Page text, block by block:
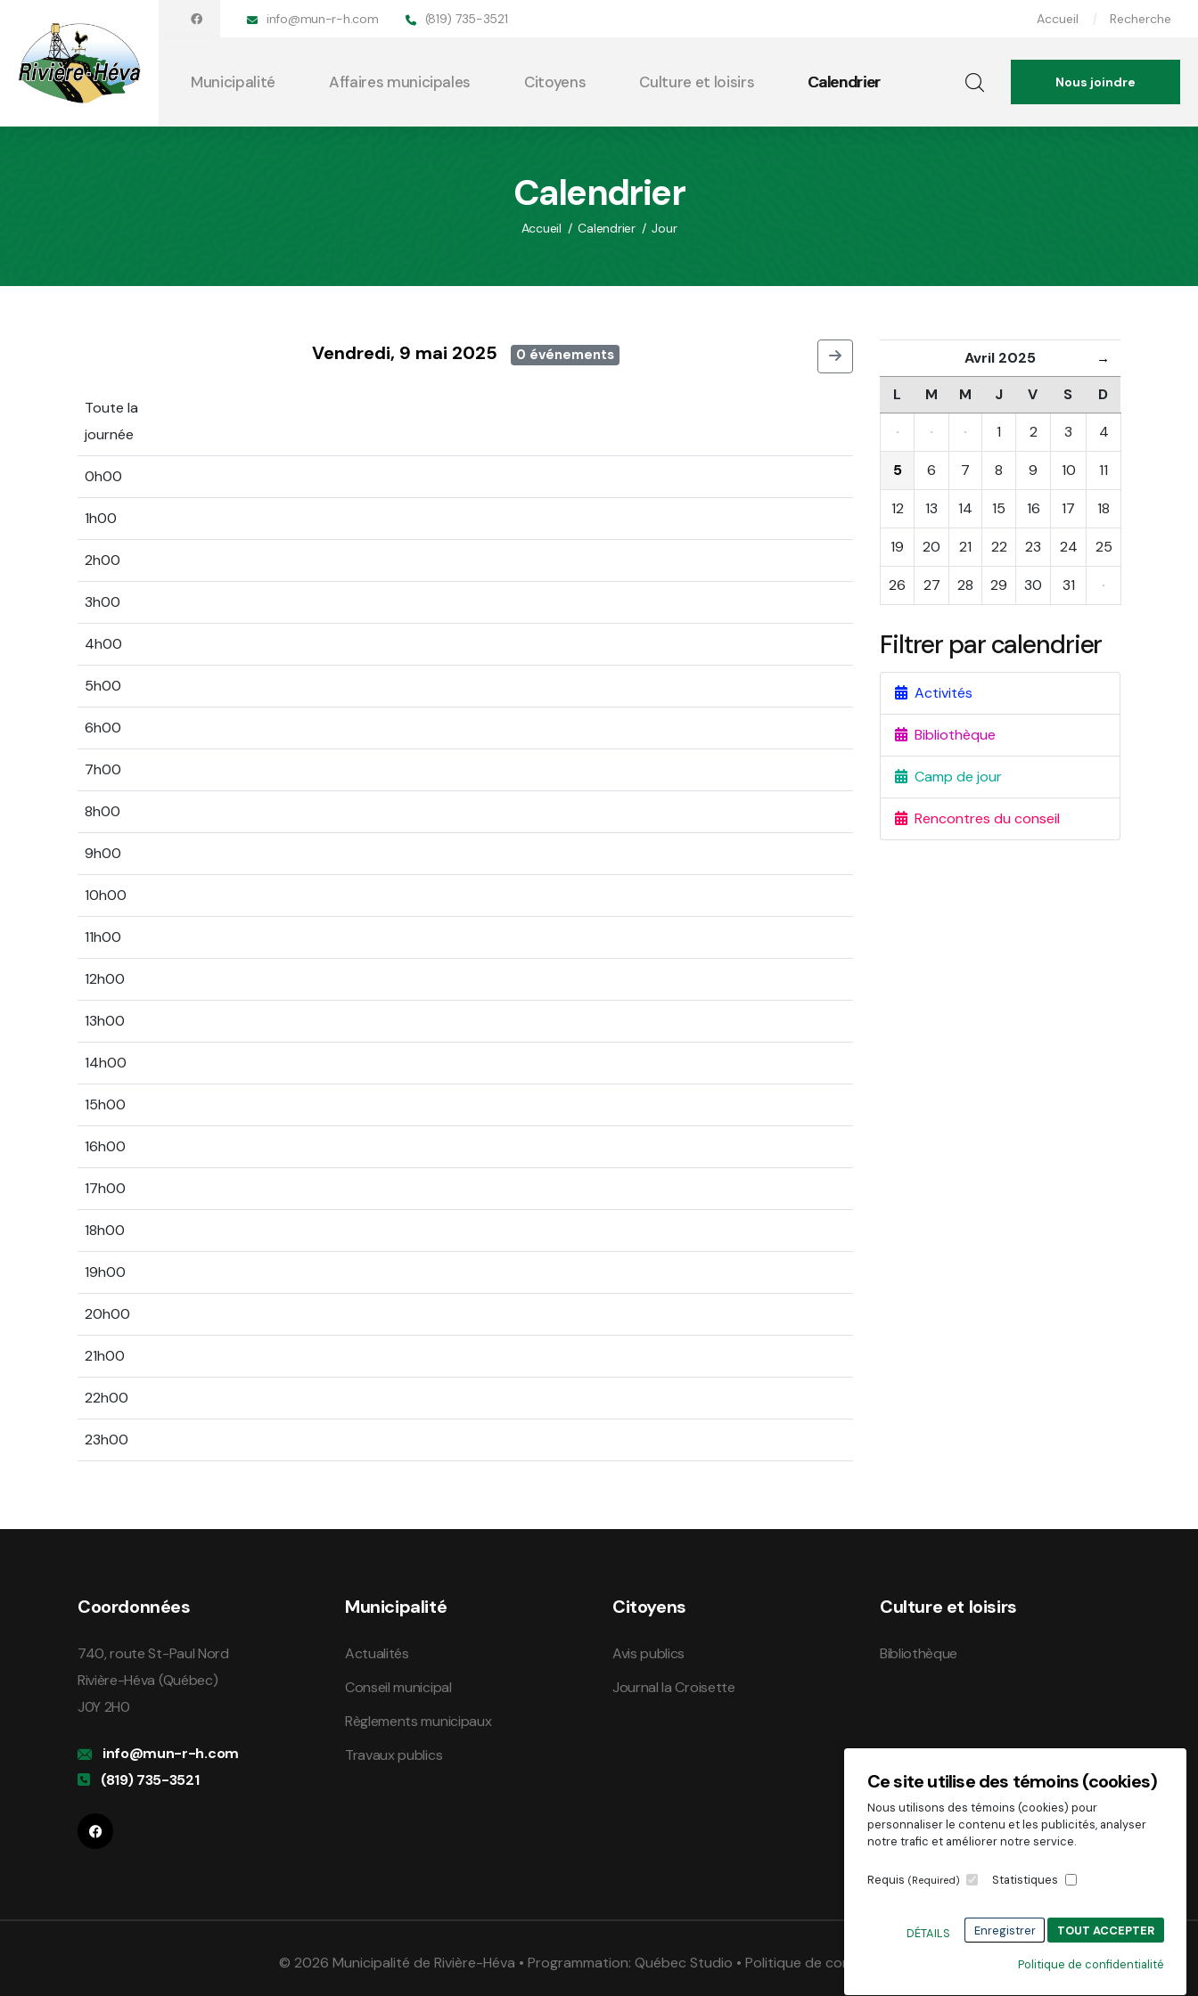
Ce site utilise des témoins (cookies)
Nous utilisons des témoins (cookies) pour
personnaliser le contenu et les publicités, analyser
notre trafic et améliorer notre service.
Requis (Required) Statistiques
DÉTAILS Enregistrer TOUT ACCEPTER
Politique de confidentialité
info@mun-r-h.com (819) 735-3521 Accueil Recherche
Municipalité Affaires municipales Citoyens Culture et loisirs Calendrier Nous joindre
Calendrier
Accueil / Calendrier / Jour
Vendredi, 9 mai 2025 0 événements
Toute la
journée
0h00
1h00
2h00
3h00
4h00
5h00
6h00
7h00
8h00
9h00
10h00
11h00
12h00
13h00
14h00
15h00
16h00
17h00
18h00
19h00
20h00
21h00
22h00
23h00
Avril 2025 →
L M M J V S
D
·
· · 1 2 3 4
5 6 7 8 9 10 11
12 13 14 15 16 17 18
19 20 21 22 23 24 25
26 27 28 29 30 31 ·
Filtrer par calendrier
Activités
Bibliothèque
Camp de jour
Rencontres du conseil
Coordonnées
740, route St-Paul Nord
Rivière-Héva (Québec)
J0Y 2H0
info@mun-r-h.com
(819) 735-3521
Municipalité
Actualités
Conseil municipal
Règlements municipaux
Travaux publics
Citoyens
Avis publics
Journal la Croisette
Culture et loisirs
Bibliothèque
© 2026 Municipalité de Rivière-Héva • Programmation: Québec Studio • Politique de confidentialité